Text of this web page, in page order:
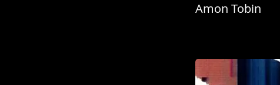
Amon Tobin